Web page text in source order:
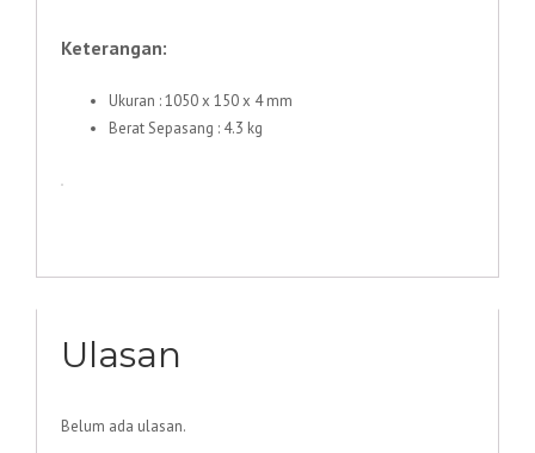
Keterangan:
Ukuran : 1050 x 150 x 4 mm
Berat Sepasang : 4.3 kg
Ulasan
Belum ada ulasan.